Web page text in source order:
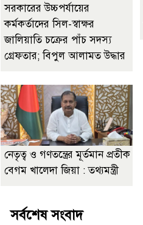
সরকারের উচ্চপর্যায়ের
কর্মকর্তাদের সিল-স্বাক্ষর
জালিয়াতি চক্রের পাঁচ সদস্য
গ্রেফতার; বিপুল আলামত উদ্ধার
নেতৃত্ব ও গণতন্ত্রের মূর্তমান প্রতীক
বেগম খালেদা জিয়া : তথ্যমন্ত্রী
সর্বশেষ সংবাদ